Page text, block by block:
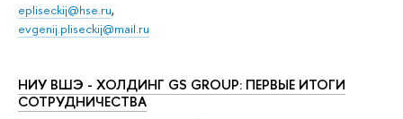
epliseckij@hse.ru,
evgenij.pliseckij@mail.ru
НИУ ВШЭ - ХОЛДИНГ GS GROUP: ПЕРВЫЕ ИТОГИ
СОТРУДНИЧЕСТВА